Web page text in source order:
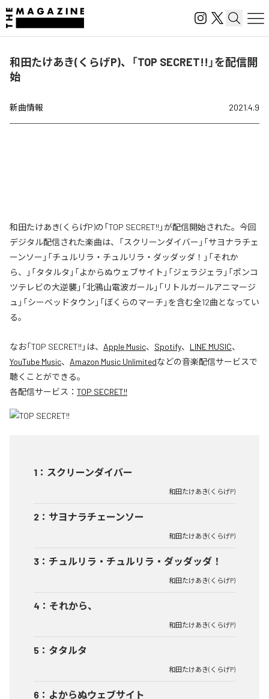
和田たけあき(くらげP)、「TOP SECRET!!」を配信開
始
新曲情報 2021.4.9
和田たけあき(くらげP)の「TOP SECRET!!」が配信開始された。今回
デジタル配信された楽曲は、「スクリーンダイバー」「サヨナラチェ
ーンソー」「チュルリラ・チュルリラ・ダッダッダ！」「それか
ら、」「タタルタ」「よからぬウェブサイト」「ジェラジェラ」「ポンコ
ツテレビの大逆襲」「北鴉山電波ガール」「リトルガールアニマージ
ュ」「シーベッドタウン」「ぼくらのマーチ」を含む全12曲となってい
る。
なお「TOP SECRET!! 」は、 Apple Music、 Spotify、 LINE MUSIC、
YouTube Music、 Amazon Music Unlimitedなどの音楽配信サービスで
聴くことができる。
各配信サービス： TOP SECRET!!
1 ： スクリーンダイバー
和田たけあき(くらげP)
2 ： サヨナラチェーンソー
和田たけあき(くらげP)
3 ： チュルリラ・チュルリラ・ダッダッダ！
和田たけあき(くらげP)
4 ： それから、
和田たけあき(くらげP)
5 ： タタルタ
和田たけあき(くらげP)
6 ： よからぬウェブサイト